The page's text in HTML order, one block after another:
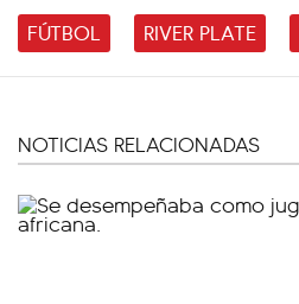
FÚTBOL
RIVER PLATE
NOTICIAS RELACIONADAS